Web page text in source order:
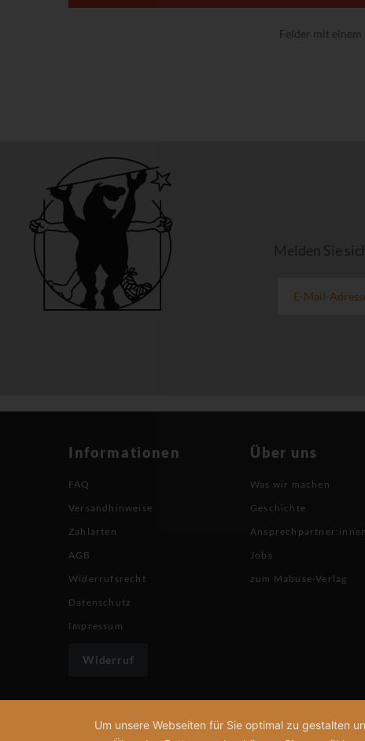
Felder mit einem
Melden Sie
Informationen
FAQ
Versandhinweise
Zahlarten
AGB
Widerrufsrecht
Datenschutz
Impressum
Widerruf
Über uns
Was wir machen
Geschichte
Ansprechpartner:innen
Jobs
zum Mabuse-Verlag
Um unsere Webseiten für Sie optimal zu gestalten